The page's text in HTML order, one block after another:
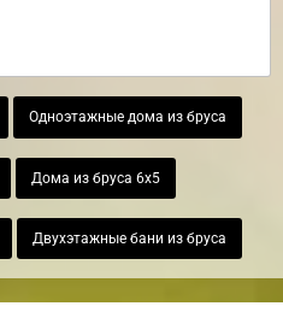
Одноэтажные дома из бруса
Дома из бруса 6х5
Двухэтажные бани из бруса